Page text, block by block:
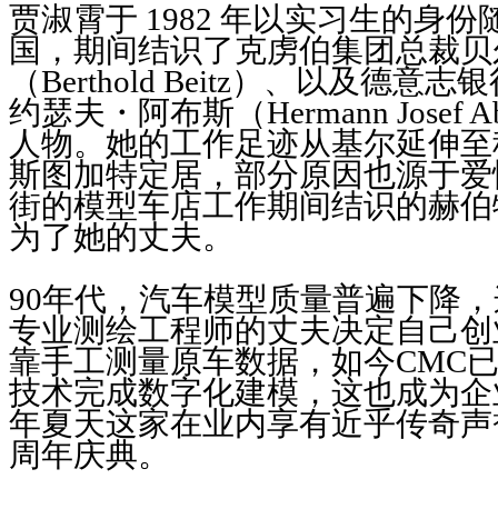
贾淑霄于 1982 年以实习生的身份
国，期间结识了克虏伯集团总裁
（Berthold Beitz）、以及德意志
约瑟夫・阿布斯（Hermann Josef
人物。她的工作足迹从基尔延伸
斯图加特定居，部分原因也源于
街的模型车店工作期间结识的赫
为了她的丈夫。
90年代，汽车模型质量普遍下降
专业测绘工程师的丈夫决定自己
靠手工测量原车数据，如今CMC
技术完成数字化建模，这也成为
年夏天这家在业内享有近乎传奇
周年庆典。